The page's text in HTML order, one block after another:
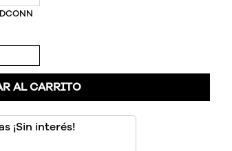
AL CARRITO
¡Sin interés!